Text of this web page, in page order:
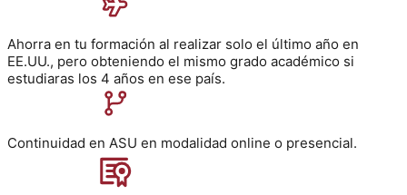
Ahorra en tu formación al realizar solo el último año en
EE.UU., pero obteniendo el mismo grado académico si
estudiaras los 4 años en ese país.
Continuidad en ASU en modalidad online o presencial.